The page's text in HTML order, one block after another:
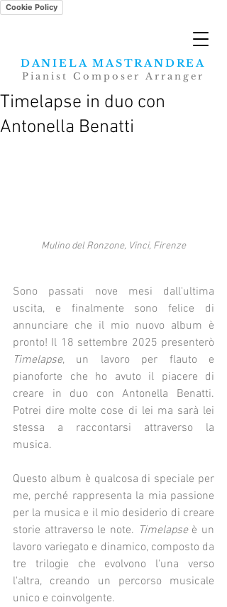
Cookie Policy
DANIELA MASTRANDREA
Pianist Composer Arranger
Timelapse in duo con
Antonella Benatti
Mulino del Ronzone, Vinci, Firenze
Sono passati nove mesi dall'ultima
uscita, e finalmente sono felice di
annunciare che il mio nuovo album è
Timelapse, un lavoro per flauto e
pianoforte che ho avuto il piacere di
creare in duo con Antonella Benatti.
Potrei dire molte cose di lei ma sarà lei
stessa a raccontarsi attraverso la
musica.
Questo album è qualcosa di speciale per
me, perché rappresenta la mia passione
per la musica e il mio desiderio di creare
storie attraverso le note. Timelapse è un
lavoro variegato e dinamico, composto da
tre trilogie che evolvono l'una verso
l'altra, creando un percorso musicale
unico e coinvolgente.